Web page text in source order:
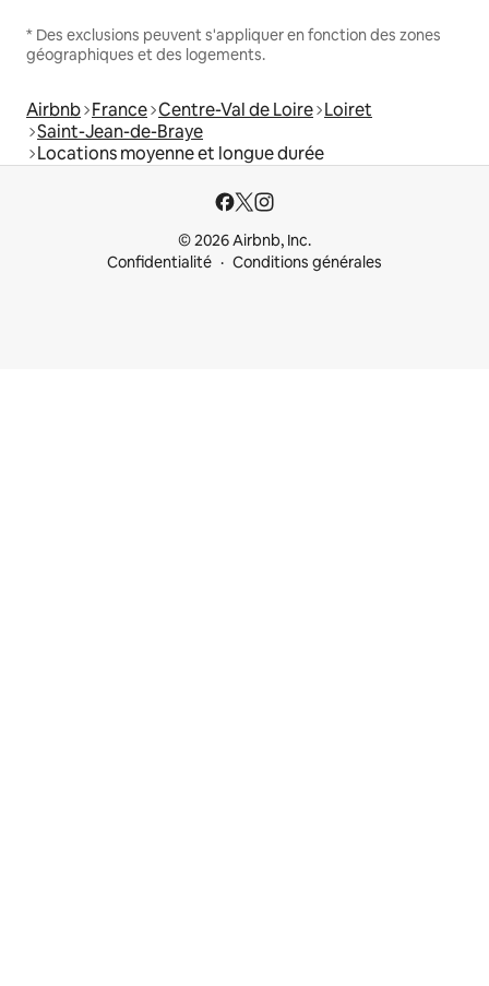
* Des exclusions peuvent s'appliquer en fonction des zones
géographiques et des logements.
Airbnb France Centre-Val de Loire Loiret
Saint-Jean-de-Braye
Locations moyenne et longue durée
© 2026 Airbnb, Inc.
Confidentialité
Conditions générales